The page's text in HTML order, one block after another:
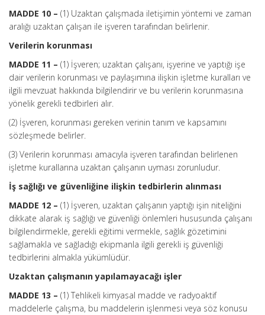
MADDE 10 – (1) Uzaktan çalışmada iletişimin yöntemi ve zaman
aralığı uzaktan çalışan ile işveren tarafından belirlenir.
Verilerin korunması
MADDE 11 – (1) İşveren; uzaktan çalışanı, işyerine ve yaptığı işe
dair verilerin korunması ve paylaşımına ilişkin işletme kuralları ve
ilgili mevzuat hakkında bilgilendirir ve bu verilerin korunmasına
yönelik gerekli tedbirleri alır.
(2) İşveren, korunması gereken verinin tanım ve kapsamını
sözleşmede belirler.
(3) Verilerin korunması amacıyla işveren tarafından belirlenen
işletme kurallarına uzaktan çalışanın uyması zorunludur.
İş sağlığı ve güvenliğine ilişkin tedbirlerin alınması
MADDE 12 – (1) İşveren, uzaktan çalışanın yaptığı işin niteliğini
dikkate alarak iş sağlığı ve güvenliği önlemleri hususunda çalışanı
bilgilendirmekle, gerekli eğitimi vermekle, sağlık gözetimini
sağlamakla ve sağladığı ekipmanla ilgili gerekli iş güvenliği
tedbirlerini almakla yükümlüdür.
Uzaktan çalışmanın yapılamayacağı işler
MADDE 13 – (1) Tehlikeli kimyasal madde ve radyoaktif
maddelerle çalışma, bu maddelerin işlenmesi veya söz konusu